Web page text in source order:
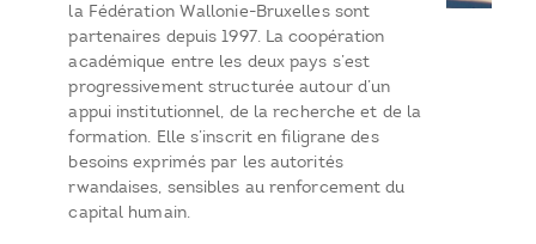
la Fédération Wallonie-Bruxelles sont
partenaires depuis 1997. La coopération
académique entre les deux pays s’est
progressivement structurée autour d’un
appui institutionnel, de la recherche et de la
formation. Elle s’inscrit en filigrane des
besoins exprimés par les autorités
rwandaises, sensibles au renforcement du
capital humain.